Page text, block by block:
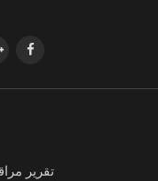
تقرير